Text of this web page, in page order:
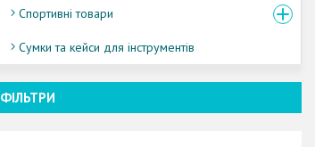
Спортивні товари
Сумки та кейси для інструментів
ФІЛЬТРИ